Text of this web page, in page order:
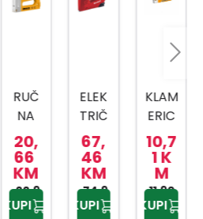
RUČ
NA
KLAM
ERIC
A 2U1
HSG1
408
20,
66
KM
22,9
5 KM
KUPI
ELEK
TRIČ
NA
KLAM
ERIC
A
TC-
67,
46
KM
74,9
5 KM
KUPI
KLAM
ERIC
A
HSG1
4012
10,7
1 K
M
11,90
KM
KUPI